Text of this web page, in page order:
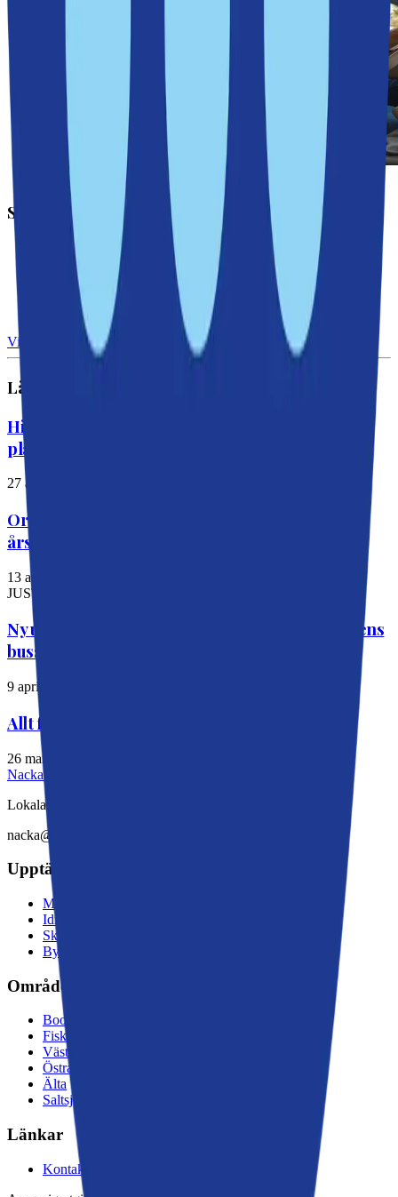
Nackamoderaterna
Skola och välfärd
Klart: Öppna förskolan i Ektorp blir kvar
Rapport: Nackas äldreboenden i topp
Ektorps nya skola slår upp portarna
Sickla skola invigd – tradition och framtid i samma byggnad
Nu ska framtidens lärare utbildas i Nacka
Visa fler →
Läs också
Historiskt steg för Östlig förbindelse –
planeringen kan nu starta
27 april 2026
Ordning och reda när Nacka kommuns
årsbokslut summeras
13 april 2026
JUST NU
Ny undersökning: Kraftigt missnöje med Slussens
bussterminal
9 april 2026
Allt färre söker ekonomiskt bistånd i Nacka
26 mars 2026
Nackabladet
Lokala nyheter från Nacka
nacka@moderaterna.se
Upptäck mer
Miljö och natur
Idrott och kultur
Skola och välfärd
Byggnation och trafik
Områden
Boo
Fisksätra
Västra Sicklaön
Östra Sicklaön
Älta
Saltsjöbaden
Länkar
Kontakta oss